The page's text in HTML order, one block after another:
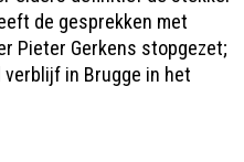
de gesprekken met
Pieter Gerkens stopgezet;
in Brugge in het